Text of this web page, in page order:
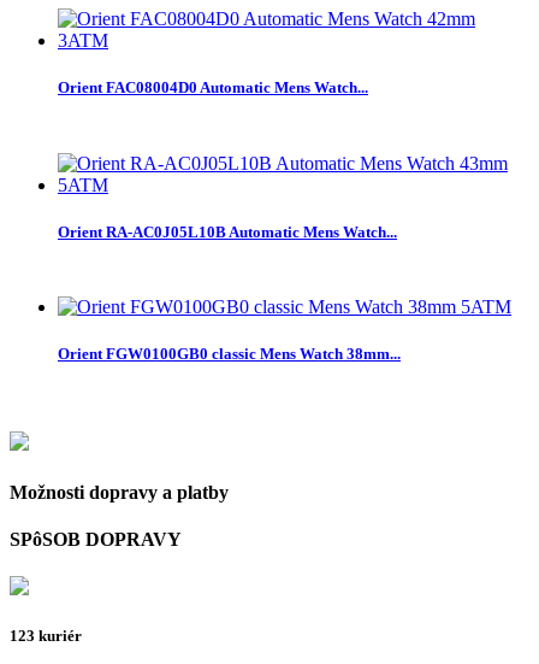
Orient FAC08004D0 Automatic Mens Watch...
Orient RA-AC0J05L10B Automatic Mens Watch...
Orient FGW0100GB0 classic Mens Watch 38mm...
Možnosti dopravy a platby
SPôSOB DOPRAVY
123 kuriér